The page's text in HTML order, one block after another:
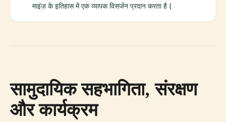
माइंज़ के इतिहास में एक व्यापक विसर्जन प्रदान करता है (
सामुदायिक सहभागिता, संरक्षण
और कार्यक्रम